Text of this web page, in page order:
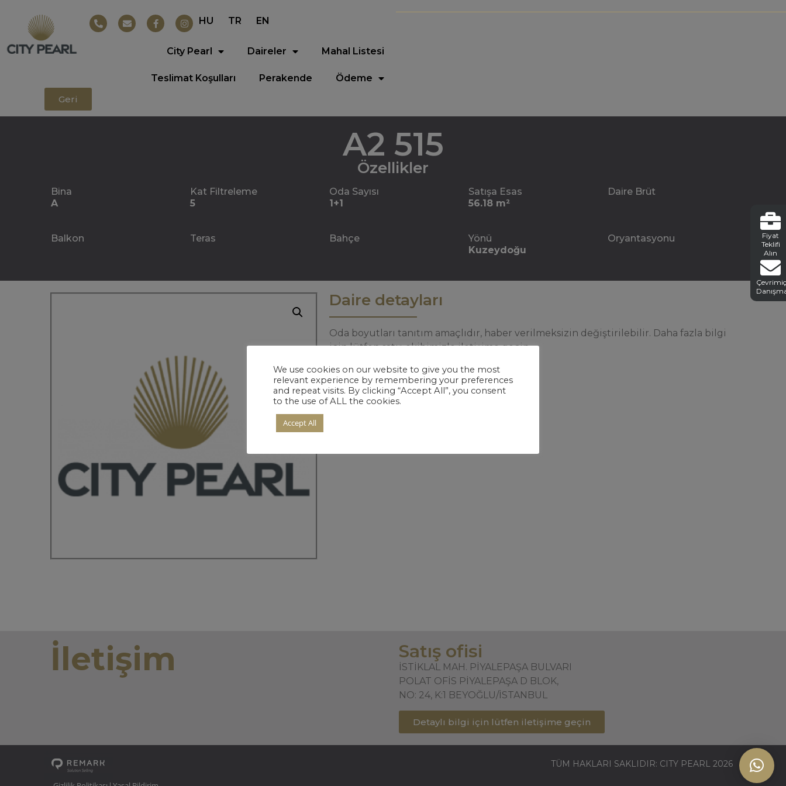
HU TR EN
City Pearl Daireler Mahal Listesi
Teslimat Koşulları Perakende Ödeme
Fiyat
Teklifi
Alın
Geri
A2 515
Özellikler
Bina
A
Kat Filtreleme
5
Oda Sayısı
1+1
Satışa Esas
56.18 m²
Daire Brüt
Balkon Teras Bahçe
Yönü
Kuzeydoğu
Oryantasyonu
Daire detayları
Oda boyutları tanıtım amaçlıdır, haber verilmeksizin değiştirilebilir. Daha fazla bilgi
için lütfen satış ekibimizle iletişime geçin.
İletişim Satış ofisi
İSTİKLAL MAH. PİYALEPAŞA BULVARI
POLAT OFİS PİYALEPAŞA D BLOK,
NO: 24, K:1 BEYOĞLU/İSTANBUL
Detaylı bilgi için lütfen iletişime geçin
TÜM HAKLARI SAKLIDIR: CITY PEARL 2026
We use cookies on our website to give you the most
relevant experience by remembering your preferences
and repeat visits. By clicking “Accept All”, you consent
to the use of ALL the cookies.
Accept All